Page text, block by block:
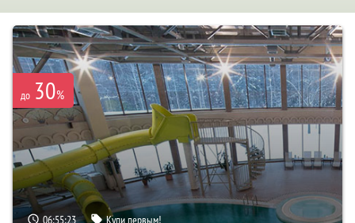
до 30%
06:55:21 Купи первым!